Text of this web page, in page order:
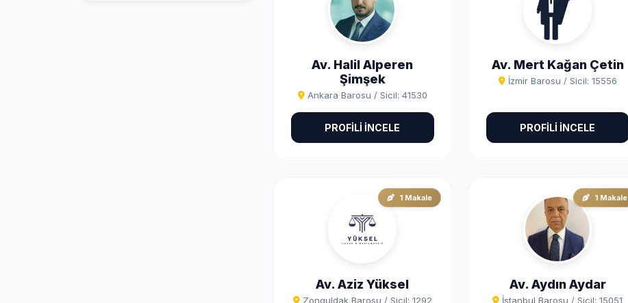
Av. Halil Alperen
Şimşek
Ankara Barosu / Sicil: 41530
PROFİLİ İNCELE
Av. Mert Kağan Çetin
İzmir Barosu / Sicil: 15556
PROFİLİ İNCELE
1 Makale
Av. Aziz Yüksel
Zonguldak Barosu / Sicil: 1292
1 Makale
Av. Aydın Aydar
İstanbul Barosu / Sicil: 15051